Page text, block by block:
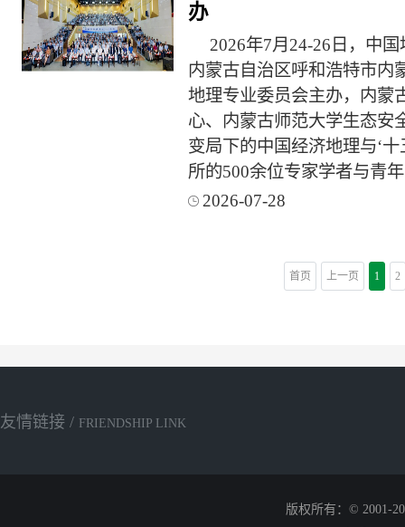
办
2026年7月24-26日，中
内蒙古自治区呼和浩特市内
地理专业委员会主办，内蒙
心、内蒙古师范大学生态安
变局下的中国经济地理与‘
所的500余位专家学者与青
2026-07-28
首页 上一页 1 2
友情链接 / FRIENDSHIP LINK
版权所有：© 2001-